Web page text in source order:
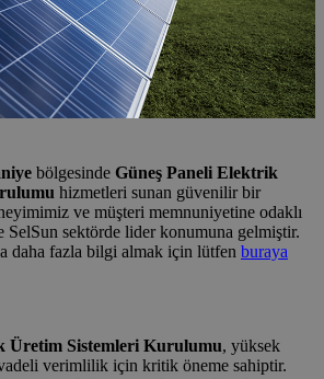
bölgesinde Güneş Paneli Elektrik
hizmetleri sunan güvenilir bir
ve müşteri memnuniyetine odaklı
SelSun sektörde lider konumuna gelmiştir.
daha fazla bilgi almak için lütfen buraya
Üretim Sistemleri Kurulumu, yüksek
verimlilik için kritik öneme sahiptir.